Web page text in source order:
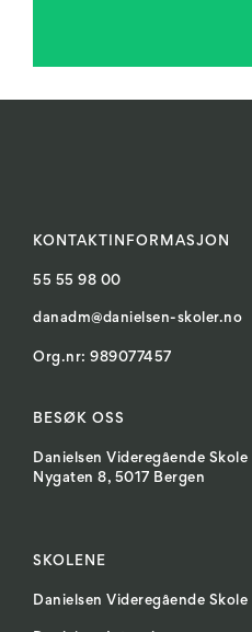
KONTAKTINFORMASJON
55 55 98 00
danadm@danielsen-skoler.no
Org.nr: 989077457
BESØK OSS
Danielsen Videregående Skole
Nygaten 8, 5017 Bergen
SKOLENE
Danielsen Videregående Skole